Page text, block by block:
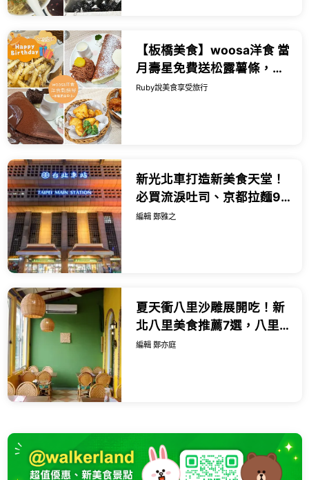
【板橋美食】woosa洋食 當
月壽星免費送松露薯條，必
點雲朵鬆餅，甜點比主餐更
Ruby說美食享受旅行
新光北車打造新美食天堂！
必買流淚吐司、京都拉麵9
間新開店，北車商場改裝。
編輯 鄭雅之
夏天衝八里沙雕展開吃！新
北八里美食推薦7選，八里
巨無霸碗公麵 南洋風餐廳。
編輯 鄭亦庭